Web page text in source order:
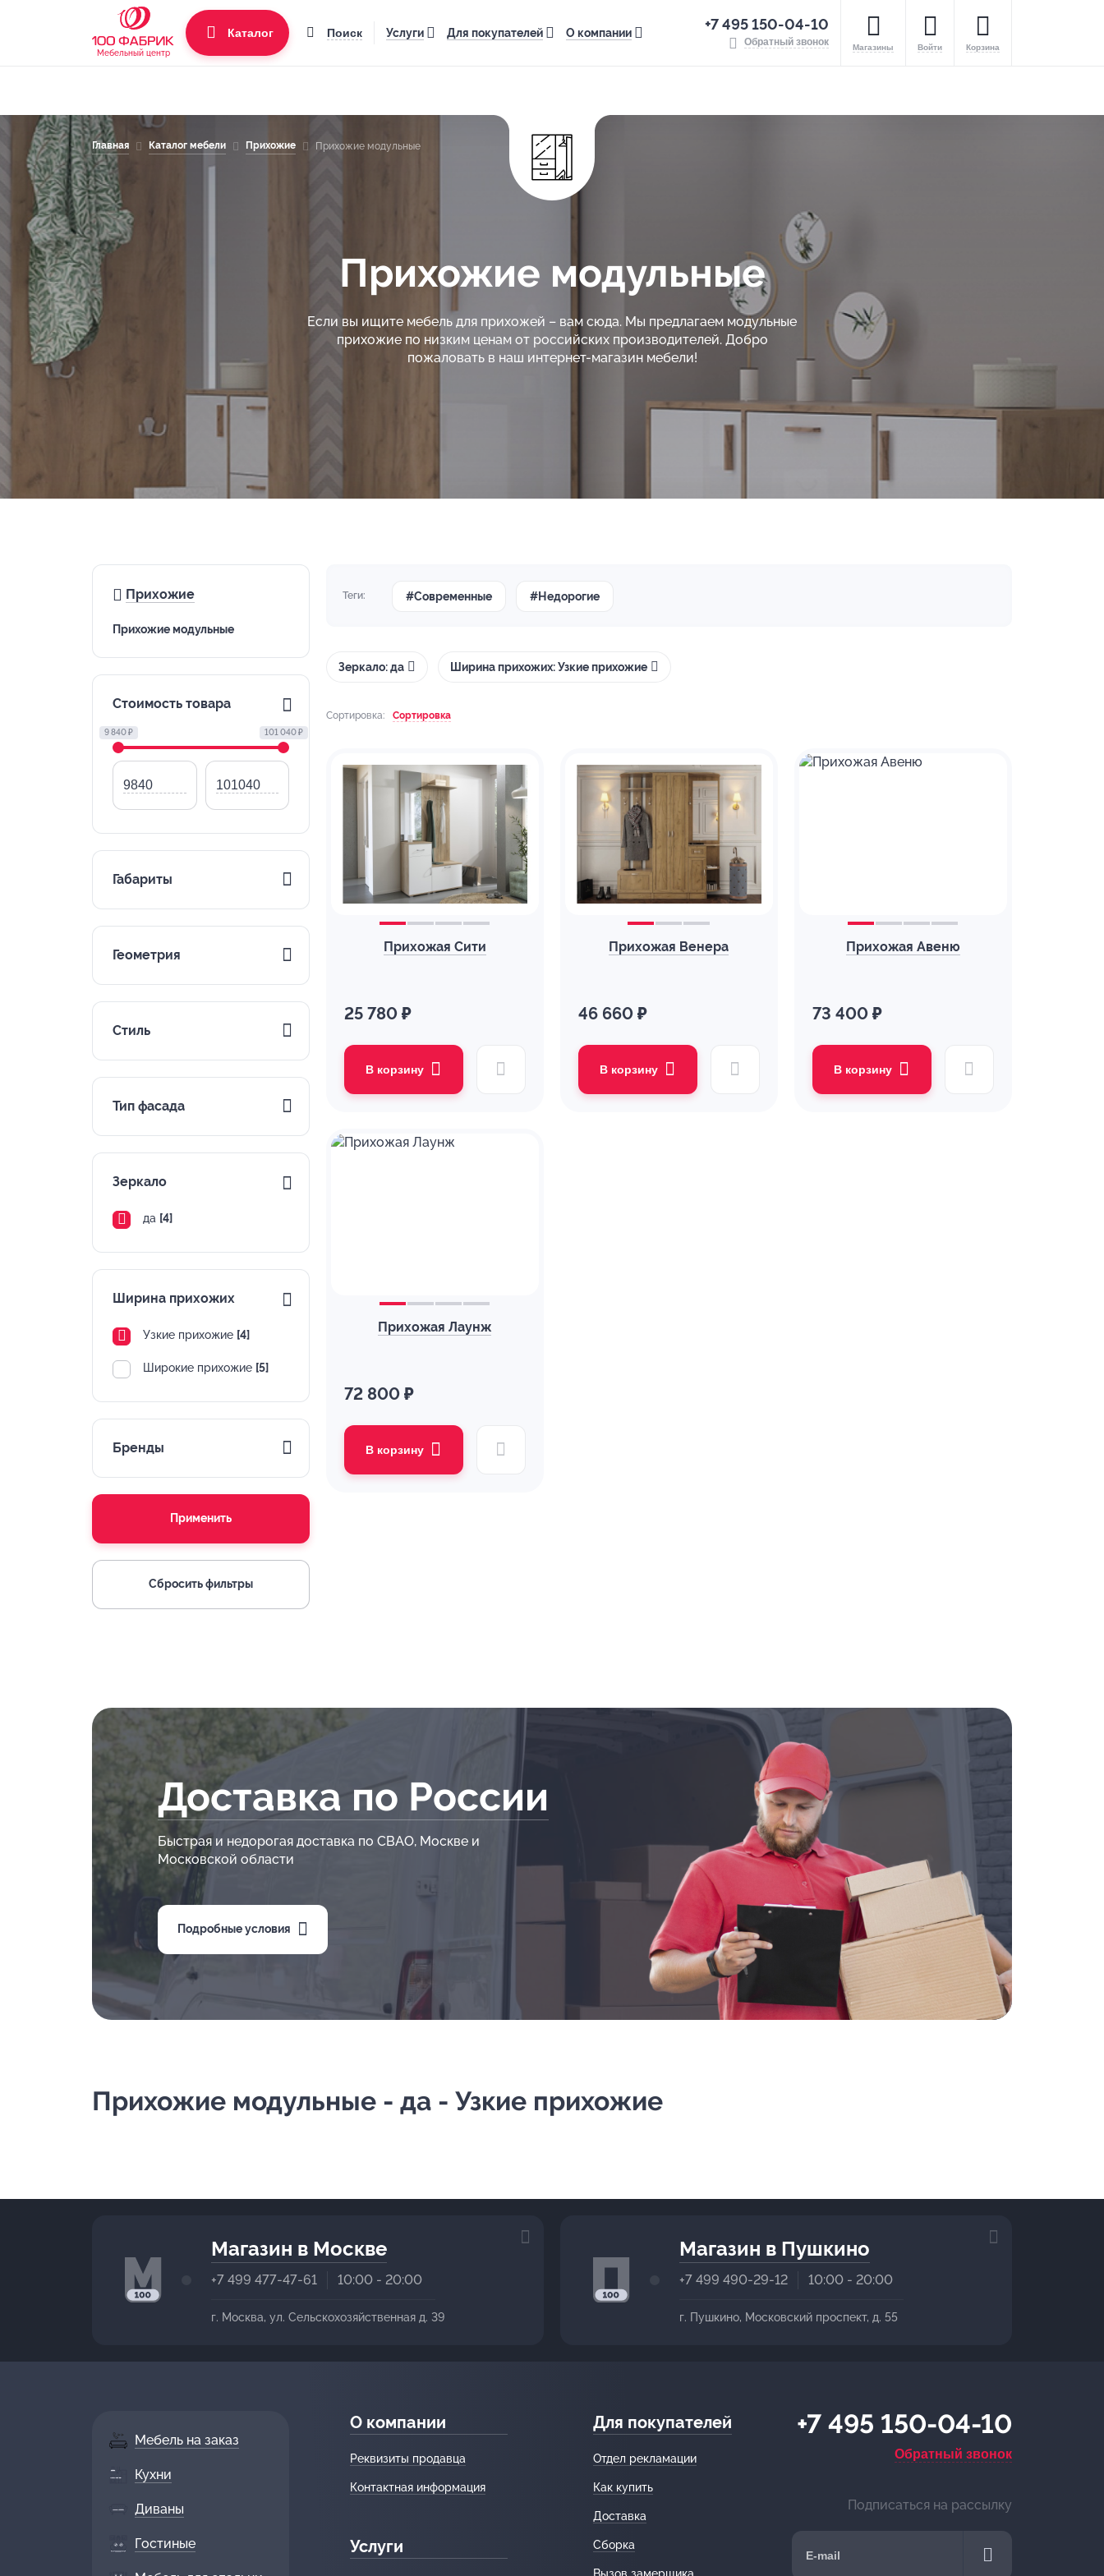
Мебельный центр
Каталог Поиск Услуги Для покупателей О компании +7 495 150-04-10
Обратный звонок Магазины Войти Корзина
Главная Каталог мебели Прихожие Прихожие модульные
Прихожие модульные
Если вы ищите мебель для прихожей – вам сюда. Мы предлагаем модульные
прихожие по низким ценам от российских производителей. Добро
пожаловать в наш интернет-магазин мебели!
Прихожие
Прихожие модульные
Стоимость товара
9 840 ₽ 101 040 ₽
Габариты
Геометрия
Стиль
Тип фасада
Зеркало
да [4]
Ширина прихожих
Узкие прихожие [4]
Широкие прихожие [5]
Бренды
Применить
Сбросить фильтры
Теги: #Современные #Недорогие
Зеркало: да Ширина прихожих: Узкие прихожие
Сортировка: Сортировка
Прихожая Сити
25 780 ₽
В корзину
Прихожая Венера
46 660 ₽
В корзину
Прихожая Авеню
73 400 ₽
В корзину
Прихожая Лаунж
72 800 ₽
В корзину
Доставка по России
Быстрая и недорогая доставка по СВАО, Москве и
Московской области
Подробные условия
Прихожие модульные - да - Узкие прихожие
Магазин в Москве
+7 499 477-47-61 10:00 - 20:00
г. Москва, ул. Сельскохозяйственная д. 39
Магазин в Пушкино
+7 499 490-29-12 10:00 - 20:00
г. Пушкино, Московский проспект, д. 55
Мебель на заказ
Кухни
Диваны
Гостиные
О компании
Реквизиты продавца
Контактная информация
Услуги
Для покупателей
Отдел рекламации
Как купить
Доставка
Сборка
+7 495 150-04-10
Обратный звонок
Подписаться на рассылку